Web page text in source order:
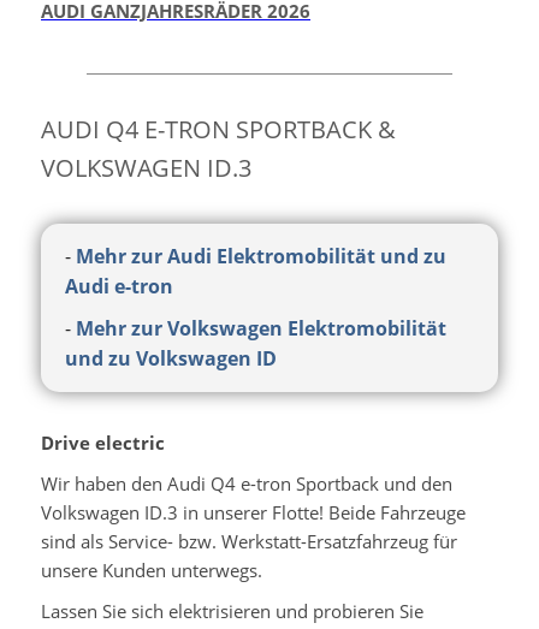
AUDI GANZJAHRESRÄDER 2026
AUDI Q4 E-TRON SPORTBACK &
VOLKSWAGEN ID.3
- Mehr zur Audi Elektromobilität und zu
Audi e-tron
- Mehr zur Volkswagen Elektromobilität
und zu Volkswagen ID
Drive electric
Wir haben den Audi Q4 e-tron Sportback und den
Volkswagen ID.3 in unserer Flotte! Beide Fahrzeuge
sind als Service- bzw. Werkstatt-Ersatzfahrzeug für
unsere Kunden unterwegs.
Lassen Sie sich elektrisieren und probieren Sie